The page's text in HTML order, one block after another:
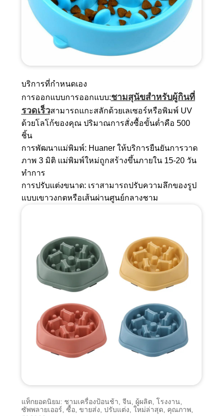
บริการที่กำหนดเอง
การออกแบบการออกแบบ:ชามสุนัขสำหรับผู้กินที่
รวดเร็วสามารถแกะสลักด้วยเลเซอร์หรือพิมพ์ UV
ด้วยโลโก้ของคุณ ปริมาณการสั่งซื้อขั้นต่ำคือ 500
ชิ้น
การพัฒนาแม่พิมพ์: Huaner ให้บริการยืนยันการวาด
ภาพ 3 มิติ แม่พิมพ์ใหม่ถูกสร้างขึ้นภายใน 15-20 วัน
ทำการ
การปรับแต่งขนาด: เราสามารถปรับความลึกของรูป
แบบเขาวงกตหรือเส้นผ่านศูนย์กลางชาม
แท็กยอดนิยม: ชามเครื่องป้อนช้า, จีน, ผู้ผลิต, โรงงาน,
ซัพพลายเออร์, ซื้อ, ขายส่ง, ปรับแต่ง, ใหม่ล่าสุด, คุณภาพ,